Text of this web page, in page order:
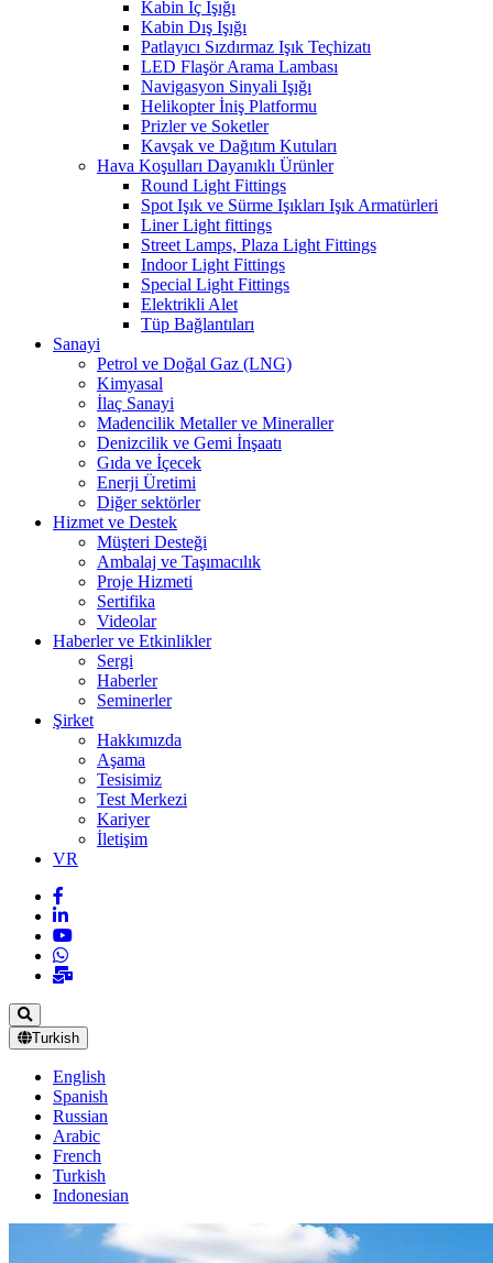
Kabin İç Işığı
Kabin Dış Işığı
Patlayıcı Sızdırmaz Işık Teçhizatı
LED Flaşör Arama Lambası
Navigasyon Sinyali Işığı
Helikopter İniş Platformu
Prizler ve Soketler
Kavşak ve Dağıtım Kutuları
Hava Koşulları Dayanıklı Ürünler
Round Light Fittings
Spot Işık ve Sürme Işıkları Işık Armatürleri
Liner Light fittings
Street Lamps, Plaza Light Fittings
Indoor Light Fittings
Special Light Fittings
Elektrikli Alet
Tüp Bağlantıları
Sanayi
Petrol ve Doğal Gaz (LNG)
Kimyasal
İlaç Sanayi
Madencilik Metaller ve Mineraller
Denizcilik ve Gemi İnşaatı
Gıda ve İçecek
Enerji Üretimi
Diğer sektörler
Hizmet ve Destek
Müşteri Desteği
Ambalaj ve Taşımacılık
Proje Hizmeti
Sertifika
Videolar
Haberler ve Etkinlikler
Sergi
Haberler
Seminerler
Şirket
Hakkımızda
Aşama
Tesisimiz
Test Merkezi
Kariyer
İletişim
VR
Turkish
English
Spanish
Russian
Arabic
French
Turkish
Indonesian